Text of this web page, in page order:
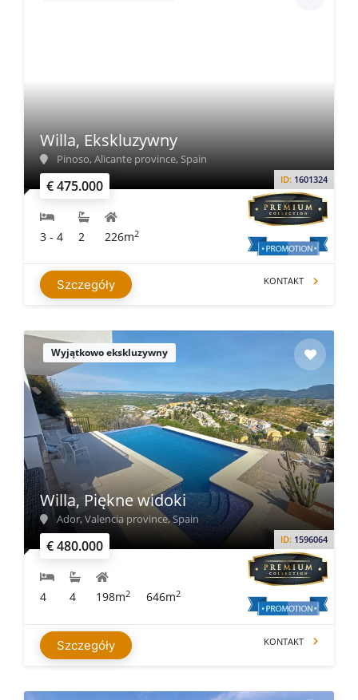
€ 475.000 ID: 1601324
Willa, Ekskluzywny
Pinoso, Alicante province, Spain
3 - 4 2 226m2
Szczegóły KONTAKT
Wyjątkowo ekskluzywny
€ 480.000 ID: 1596064
Willa, Piękne widoki
Ador, Valencia province, Spain
4 4 198m2 646m2
Szczegóły KONTAKT